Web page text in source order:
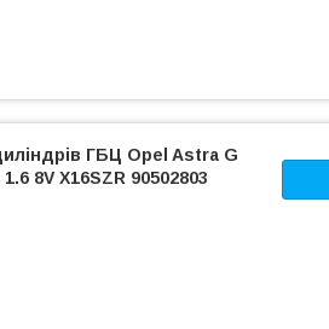
ГБЦ Opel Astra G
8V X16SZR 90502803